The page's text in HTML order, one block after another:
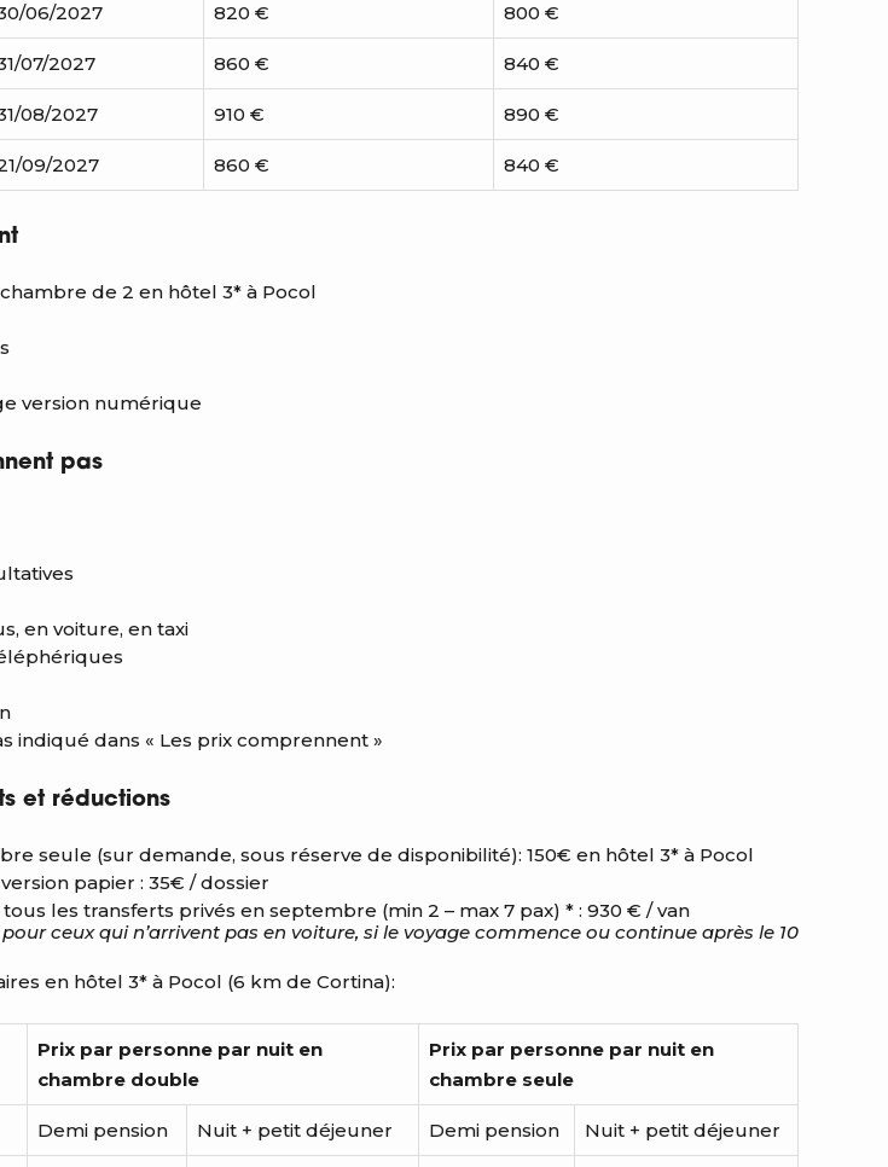
06/2027 820 € 800 €
07/2027 860 € 840 €
08/2027 910 € 890 €
09/2027 860 € 840 €
de 2 en hôtel 3* à Pocol
version numérique
pas
en voiture, en taxi
indiqué dans « Les prix comprennent »
et réductions
seule (sur demande, sous réserve de disponibilité): 150€ en hôtel 3* à Pocol
papier : 35€ / dossier
les transferts privés en septembre (min 2 – max 7 pax) * : 930 € / van
ceux qui n’arrivent pas en voiture, si le voyage commence ou continue après le 10
en hôtel 3* à Pocol (6 km de Cortina):
Prix par personne par nuit en
chambre double
Prix par personne par nuit en
chambre seule
Demi pension Nuit + petit déjeuner Demi pension Nuit + petit déjeuner